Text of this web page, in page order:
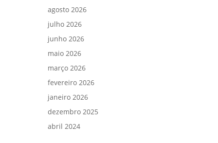
agosto 2026
julho 2026
junho 2026
maio 2026
março 2026
fevereiro 2026
janeiro 2026
dezembro 2025
abril 2024